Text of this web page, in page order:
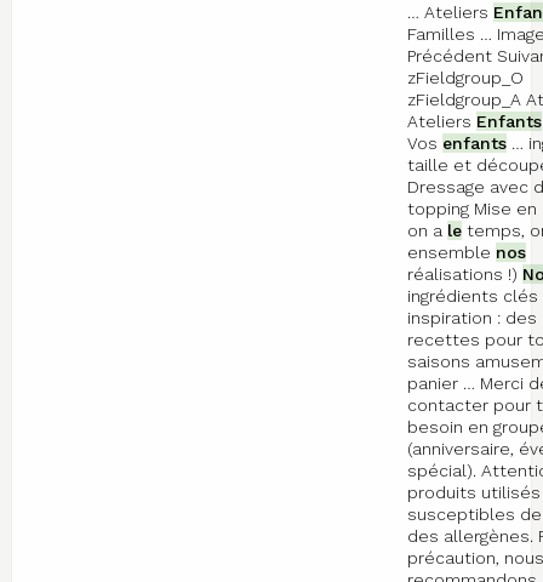
… Ateliers
Familles …
Précédent
zFieldgroup_O
zFieldgroup_A
Ateliers Enfants
Vos enfants …
taille et
Dressage avec
topping Mise
on a le temps,
ensemble nos
réalisations !)
ingrédients clés
inspiration : des
recettes pour
saisons
panier … Merci
contacter pour
besoin en
(anniversaire,
spécial).
produits
susceptibles
des allergènes.
précaution,